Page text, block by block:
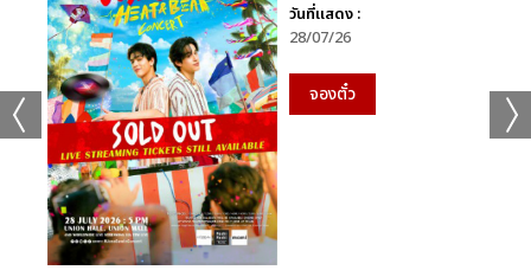
วันที่แสดง :
28/07/26
จองตั๋ว